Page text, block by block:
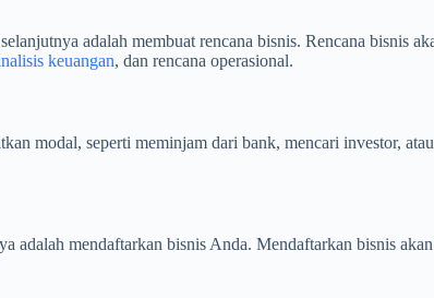
adalah membuat rencana bisnis. Rencana bisnis
keuangan, dan rencana operasional.
modal, seperti meminjam dari bank, mencari investor,
adalah mendaftarkan bisnis Anda. Mendaftarkan bisnis